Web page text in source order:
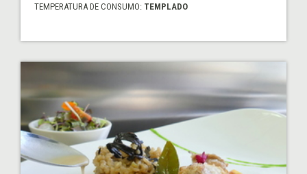
TEMPERATURA DE CONSUMO: TEMPLADO